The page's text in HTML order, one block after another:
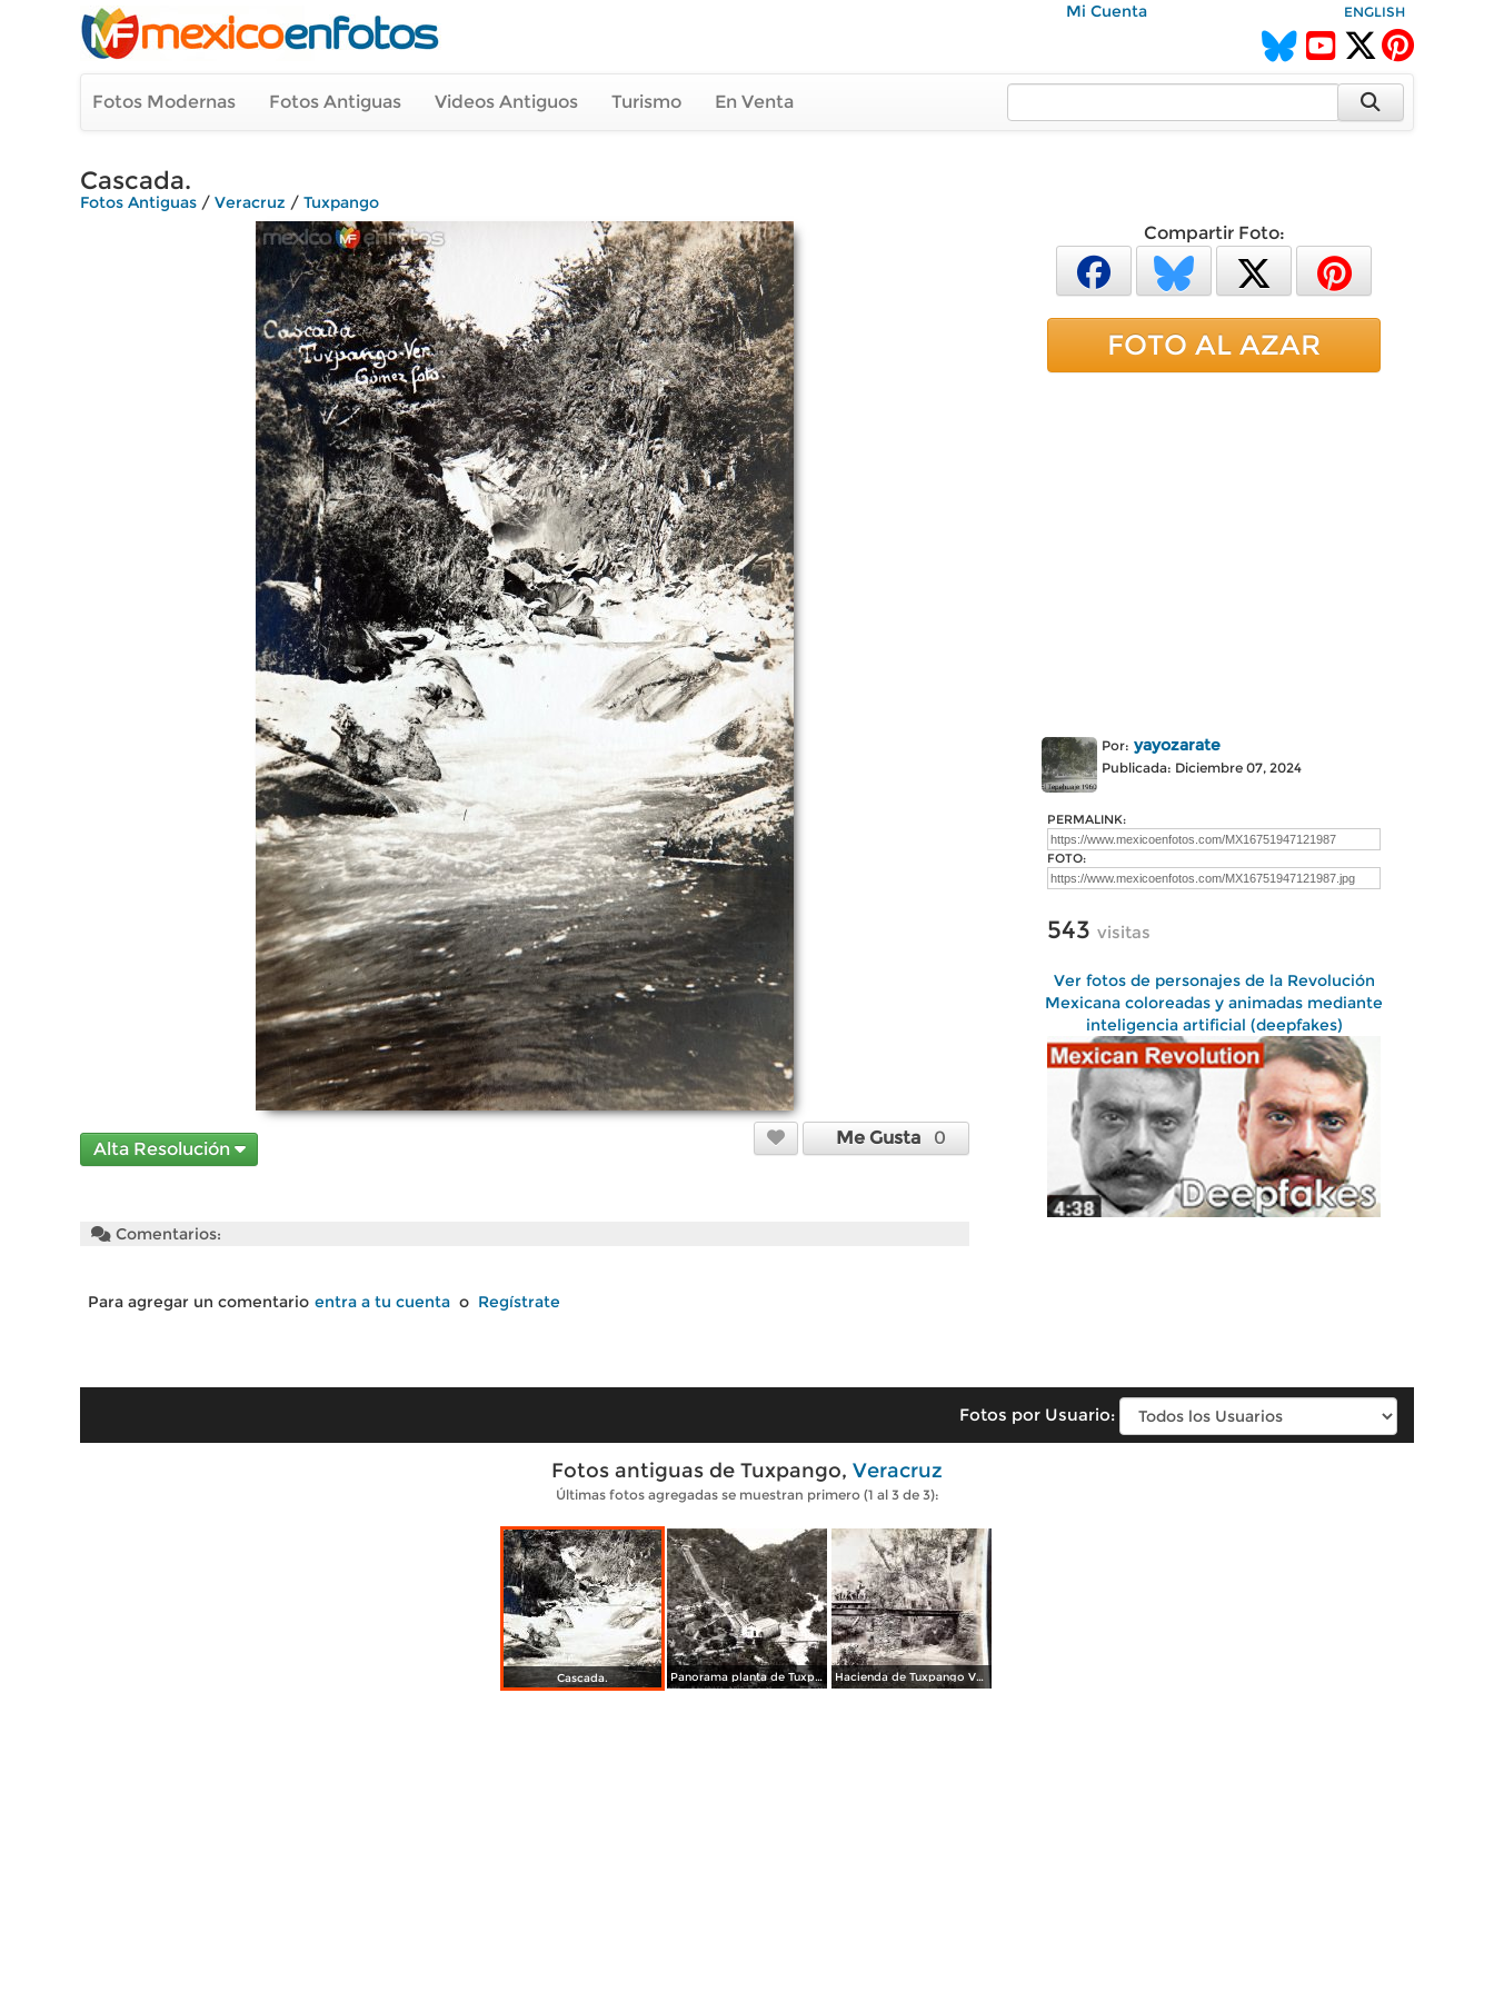
Mi Cuenta ENGLISH
Fotos Modernas Fotos Antiguas Videos Antiguos Turismo En Venta
Cascada.
Fotos Antiguas / Veracruz / Tuxpango
Alta Resolución
Me Gusta 0
Comentarios:
Para agregar un comentario entra a tu cuenta o Regístrate
Compartir Foto:
FOTO AL AZAR
Por: yayozarate
Publicada: Diciembre 07, 2024
PERMALINK:
FOTO:
543 visitas
Ver fotos de personajes de la Revolución
Mexicana coloreadas y animadas mediante
inteligencia artificial (deepfakes)
Fotos por Usuario:
Fotos antiguas de Tuxpango, Veracruz
Últimas fotos agregadas se muestran primero (1 al 3 de 3):
Cascada. Panorama planta de Tuxpango. ( Circulada el 3 de Julio de 1932 ). Hacienda de Tuxpango Veracruz por el Fotógrafo Abel Briquet.